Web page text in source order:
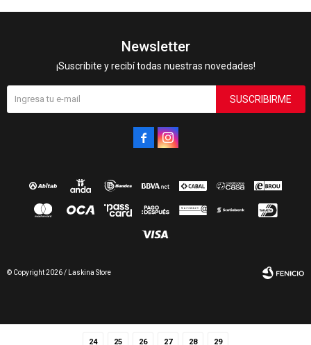
24 25 26 27 28 29
Newsletter
¡Suscribite y recibí todas nuestras novedades!
SUSCRIBIRME
 
© Copyright 2026 / Laskina Store